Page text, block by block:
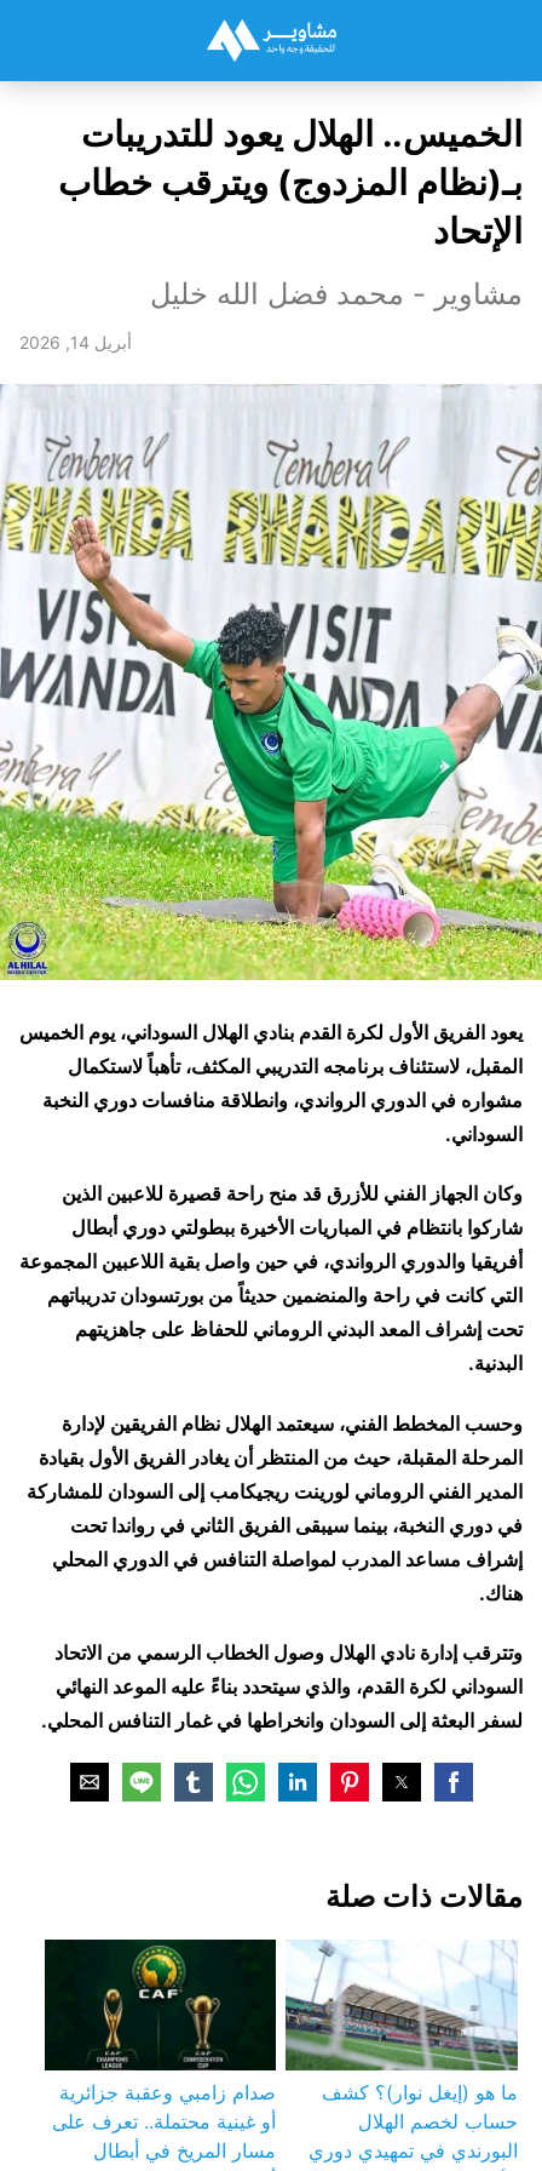
الخميس.. الهلال يعود للتدريبات
بـ(نظام المزدوج) ويترقب خطاب
الإتحاد
مشاوير - محمد فضل الله خليل
أبريل 14, 2026
يعود الفريق الأول لكرة القدم بنادي الهلال السوداني، يوم الخميس
المقبل، لاستئناف برنامجه التدريبي المكثف، تأهباً لاستكمال
مشواره في الدوري الرواندي، وانطلاقة منافسات دوري النخبة
السوداني.
وكان الجهاز الفني للأزرق قد منح راحة قصيرة للاعبين الذين
شاركوا بانتظام في المباريات الأخيرة ببطولتي دوري أبطال
أفريقيا والدوري الرواندي، في حين واصل بقية اللاعبين المجموعة
التي كانت في راحة والمنضمين حديثاً من بورتسودان تدريباتهم
تحت إشراف المعد البدني الروماني للحفاظ على جاهزيتهم
البدنية.
وحسب المخطط الفني، سيعتمد الهلال نظام الفريقين لإدارة
المرحلة المقبلة، حيث من المنتظر أن يغادر الفريق الأول بقيادة
المدير الفني الروماني لورينت ريجيكامب إلى السودان للمشاركة
في دوري النخبة، بينما سيبقى الفريق الثاني في رواندا تحت
إشراف مساعد المدرب لمواصلة التنافس في الدوري المحلي
هناك.
وتترقب إدارة نادي الهلال وصول الخطاب الرسمي من الاتحاد
السوداني لكرة القدم، والذي سيتحدد بناءً عليه الموعد النهائي
لسفر البعثة إلى السودان وانخراطها في غمار التنافس المحلي.
مقالات ذات صلة
ما هو (إيغل نوار)؟ كشف
حساب لخصم الهلال
البورندي في تمهيدي دوري
صدام زامبي وعقبة جزائرية
أو غينية محتملة.. تعرف على
مسار المريخ في أبطال